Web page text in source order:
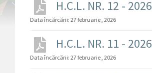
H.C.L. NR. 12 - 2026
Data încărcării: 27 februarie , 2026
H.C.L. NR. 11 - 2026
Data încărcării: 27 februarie , 2026